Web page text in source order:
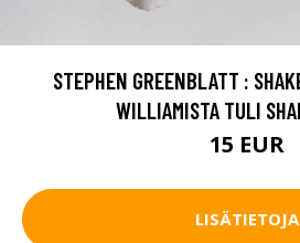
STEPHEN GREENBLATT :
WILLIAMISTA TULI
15 EUR
LISÄTIETOJA